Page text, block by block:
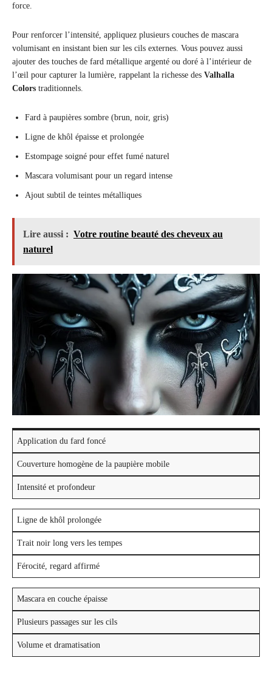
force.
Pour renforcer l’intensité, appliquez plusieurs couches de mascara
volumisant en insistant bien sur les cils externes. Vous pouvez aussi
ajouter des touches de fard métallique argenté ou doré à l’intérieur de
l’œil pour capturer la lumière, rappelant la richesse des Valhalla
Colors traditionnels.
Fard à paupières sombre (brun, noir, gris)
Ligne de khôl épaisse et prolongée
Estompage soigné pour effet fumé naturel
Mascara volumisant pour un regard intense
Ajout subtil de teintes métalliques
Lire aussi : Votre routine beauté des cheveux au
naturel
Application du fard foncé
Couverture homogène de la paupière mobile
Intensité et profondeur
Ligne de khôl prolongée
Trait noir long vers les tempes
Férocité, regard affirmé
Mascara en couche épaisse
Plusieurs passages sur les cils
Volume et dramatisation